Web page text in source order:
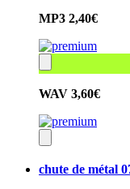
MP3 2,40€
WAV 3,60€
chute de métal